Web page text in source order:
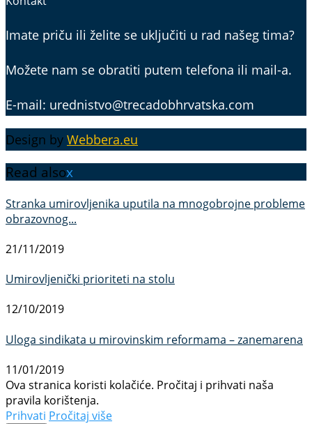
Imate priču ili želite se uključiti u rad našeg tima?
Možete nam se obratiti putem telefona ili mail-a.
E-mail: urednistvo@trecadobhrvatska.com
Design by Webbera.eu
Read alsox
Stranka umirovljenika uputila na mnogobrojne probleme
obrazovnog...
21/11/2019
Umirovljenički prioriteti na stolu
12/10/2019
Uloga sindikata u mirovinskim reformama – zanemarena
11/01/2019
Ova stranica koristi kolačiće. Pročitaj i prihvati naša
pravila korištenja.
Prihvati Pročitaj više